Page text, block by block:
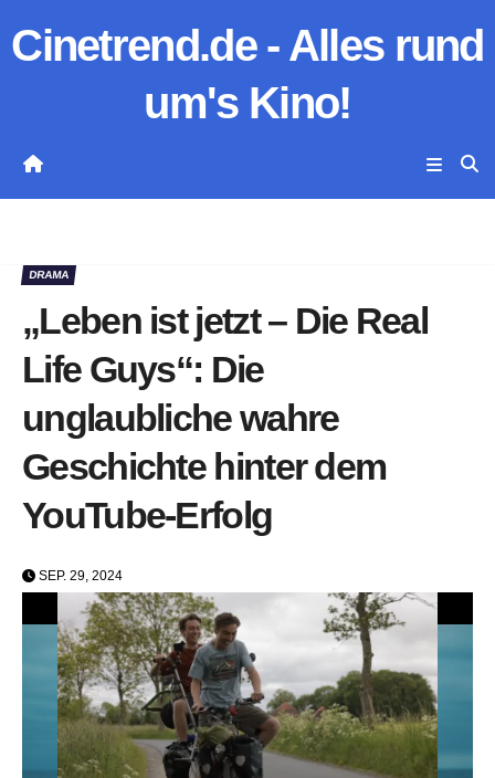
Inhalt
Cinetrend.de - Alles rund
um's Kino!
DRAMA
„Leben ist jetzt – Die Real
Life Guys“: Die
unglaubliche wahre
Geschichte hinter dem
YouTube-Erfolg
SEP. 29, 2024